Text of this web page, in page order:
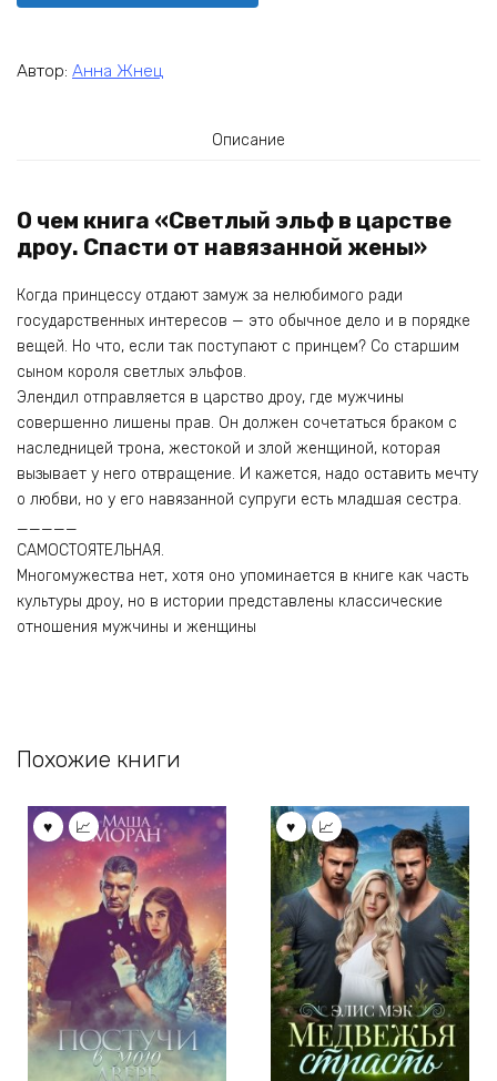
Автор: Анна Жнец
Описание
О чем книга «Светлый эльф в царстве
дроу. Спасти от навязанной жены»
Когда принцессу отдают замуж за нелюбимого ради
государственных интересов — это обычное дело и в порядке
вещей. Но что, если так поступают с принцем? Со старшим
сыном короля светлых эльфов.
Элендил отправляется в царство дроу, где мужчины
совершенно лишены прав. Он должен сочетаться браком с
наследницей трона, жестокой и злой женщиной, которая
вызывает у него отвращение. И кажется, надо оставить мечту
о любви, но у его навязанной супруги есть младшая сестра.
_____
САМОСТОЯТЕЛЬНАЯ.
Многомужества нет, хотя оно упоминается в книге как часть
культуры дроу, но в истории представлены классические
отношения мужчины и женщины
Похожие книги